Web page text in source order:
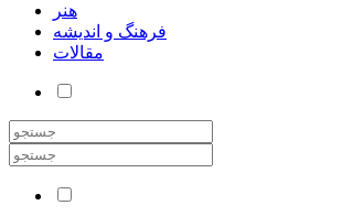
هنر
فرهنگ و اندیشه
مقالات